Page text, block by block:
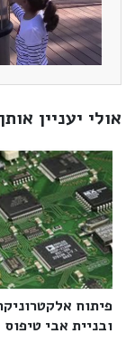
אולי יעניין
פיתוח
ובניית אבי טיפוס‎